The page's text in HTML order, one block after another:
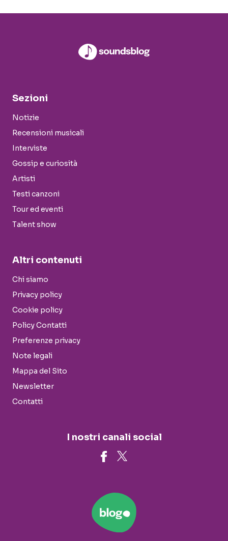
Sezioni
Notizie
Recensioni musicali
Interviste
Gossip e curiosità
Artisti
Testi canzoni
Tour ed eventi
Talent show
Altri contenuti
Chi siamo
Privacy policy
Cookie policy
Policy Contatti
Preferenze privacy
Note legali
Mappa del Sito
Newsletter
Contatti
I nostri canali social